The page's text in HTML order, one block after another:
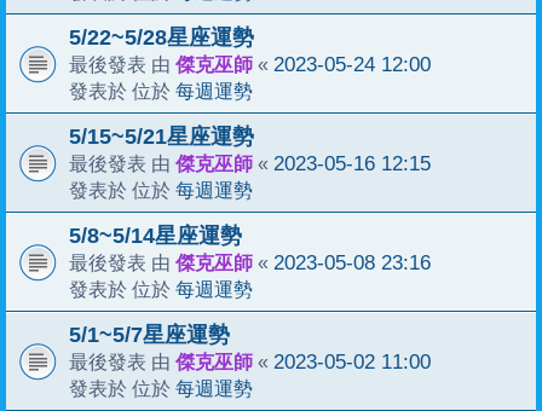
5/22~5/28星座運勢
最後發表 由 傑克巫師 « 2023-05-24 12:00
發表於 位於 每週運勢
5/15~5/21星座運勢
最後發表 由 傑克巫師 « 2023-05-16 12:15
發表於 位於 每週運勢
5/8~5/14星座運勢
最後發表 由 傑克巫師 « 2023-05-08 23:16
發表於 位於 每週運勢
5/1~5/7星座運勢
最後發表 由 傑克巫師 « 2023-05-02 11:00
發表於 位於 每週運勢